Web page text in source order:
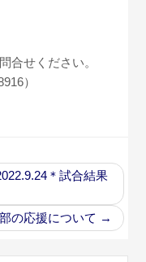
合せください。
）
＊試合結果
の応援について →